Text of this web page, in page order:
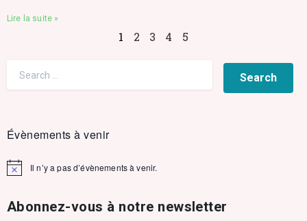
Lire la suite »
1 2 3 4 5
Évènements à venir
Notice Il n’y a pas d’évènements à venir.
Abonnez-vous à notre newsletter